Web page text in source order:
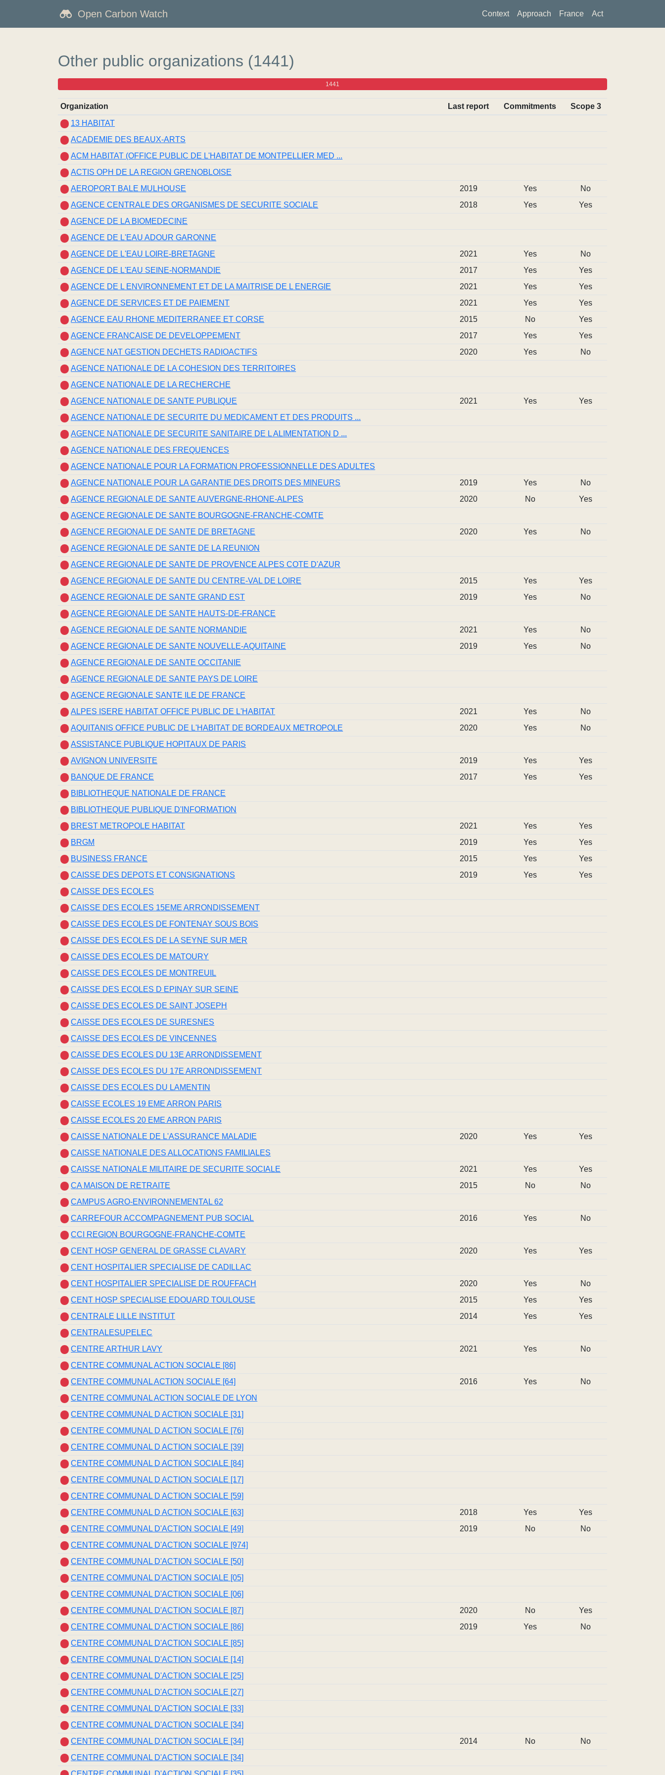
Open Carbon Watch Context Approach France Act
Other public organizations (1441)
1441
Organization Last report Commitments
Scope 3
13 HABITAT
ACADEMIE DES BEAUX-ARTS
ACM HABITAT (OFFICE PUBLIC DE L'HABITAT DE MONTPELLIER MED ...
ACTIS OPH DE LA REGION GRENOBLOISE
AEROPORT BALE MULHOUSE
2019 Yes
No
AGENCE CENTRALE DES ORGANISMES DE SECURITE SOCIALE
2018 Yes
Yes
AGENCE DE LA BIOMEDECINE
AGENCE DE L'EAU ADOUR GARONNE
AGENCE DE L'EAU LOIRE-BRETAGNE
2021 Yes
No
AGENCE DE L'EAU SEINE-NORMANDIE
2017 Yes
Yes
AGENCE DE L ENVIRONNEMENT ET DE LA MAITRISE DE L ENERGIE
2021 Yes
Yes
AGENCE DE SERVICES ET DE PAIEMENT
2021 Yes
Yes
AGENCE EAU RHONE MEDITERRANEE ET CORSE
2015 No
Yes
AGENCE FRANCAISE DE DEVELOPPEMENT
2017 Yes
Yes
AGENCE NAT GESTION DECHETS RADIOACTIFS
2020 Yes
No
AGENCE NATIONALE DE LA COHESION DES TERRITOIRES
AGENCE NATIONALE DE LA RECHERCHE
AGENCE NATIONALE DE SANTE PUBLIQUE
2021 Yes
Yes
AGENCE NATIONALE DE SECURITE DU MEDICAMENT ET DES PRODUITS ...
AGENCE NATIONALE DE SECURITE SANITAIRE DE L ALIMENTATION D ...
AGENCE NATIONALE DES FREQUENCES
AGENCE NATIONALE POUR LA FORMATION PROFESSIONNELLE DES ADULTES
AGENCE NATIONALE POUR LA GARANTIE DES DROITS DES MINEURS
2019 Yes
No
AGENCE REGIONALE DE SANTE AUVERGNE-RHONE-ALPES
2020 No
Yes
AGENCE REGIONALE DE SANTE BOURGOGNE-FRANCHE-COMTE
AGENCE REGIONALE DE SANTE DE BRETAGNE
2020 Yes
No
AGENCE REGIONALE DE SANTE DE LA REUNION
AGENCE REGIONALE DE SANTE DE PROVENCE ALPES COTE D'AZUR
AGENCE REGIONALE DE SANTE DU CENTRE-VAL DE LOIRE
2015 Yes
Yes
AGENCE REGIONALE DE SANTE GRAND EST
2019 Yes
No
AGENCE REGIONALE DE SANTE HAUTS-DE-FRANCE
AGENCE REGIONALE DE SANTE NORMANDIE
2021 Yes
No
AGENCE REGIONALE DE SANTE NOUVELLE-AQUITAINE
2019 Yes
No
AGENCE REGIONALE DE SANTE OCCITANIE
AGENCE REGIONALE DE SANTE PAYS DE LOIRE
AGENCE REGIONALE SANTE ILE DE FRANCE
ALPES ISERE HABITAT OFFICE PUBLIC DE L'HABITAT
2021 Yes
No
AQUITANIS OFFICE PUBLIC DE L'HABITAT DE BORDEAUX METROPOLE
2020 Yes
No
ASSISTANCE PUBLIQUE HOPITAUX DE PARIS
AVIGNON UNIVERSITE
2019 Yes
Yes
BANQUE DE FRANCE
2017 Yes
Yes
BIBLIOTHEQUE NATIONALE DE FRANCE
BIBLIOTHEQUE PUBLIQUE D'INFORMATION
BREST METROPOLE HABITAT
2021 Yes
Yes
BRGM
2019 Yes
Yes
BUSINESS FRANCE
2015 Yes
Yes
CAISSE DES DEPOTS ET CONSIGNATIONS
2019 Yes
Yes
CAISSE DES ECOLES
CAISSE DES ECOLES 15EME ARRONDISSEMENT
CAISSE DES ECOLES DE FONTENAY SOUS BOIS
CAISSE DES ECOLES DE LA SEYNE SUR MER
CAISSE DES ECOLES DE MATOURY
CAISSE DES ECOLES DE MONTREUIL
CAISSE DES ECOLES D EPINAY SUR SEINE
CAISSE DES ECOLES DE SAINT JOSEPH
CAISSE DES ECOLES DE SURESNES
CAISSE DES ECOLES DE VINCENNES
CAISSE DES ECOLES DU 13E ARRONDISSEMENT
CAISSE DES ECOLES DU 17E ARRONDISSEMENT
CAISSE DES ECOLES DU LAMENTIN
CAISSE ECOLES 19 EME ARRON PARIS
CAISSE ECOLES 20 EME ARRON PARIS
CAISSE NATIONALE DE L'ASSURANCE MALADIE
2020 Yes
Yes
CAISSE NATIONALE DES ALLOCATIONS FAMILIALES
CAISSE NATIONALE MILITAIRE DE SECURITE SOCIALE
2021 Yes
Yes
CA MAISON DE RETRAITE
2015 No
No
CAMPUS AGRO-ENVIRONNEMENTAL 62
CARREFOUR ACCOMPAGNEMENT PUB SOCIAL
2016 Yes
No
CCI REGION BOURGOGNE-FRANCHE-COMTE
CENT HOSP GENERAL DE GRASSE CLAVARY
2020 Yes
Yes
CENT HOSPITALIER SPECIALISE DE CADILLAC
CENT HOSPITALIER SPECIALISE DE ROUFFACH
2020 Yes
No
CENT HOSP SPECIALISE EDOUARD TOULOUSE
2015 Yes
Yes
CENTRALE LILLE INSTITUT
2014 Yes
Yes
CENTRALESUPELEC
CENTRE ARTHUR LAVY
2021 Yes
No
CENTRE COMMUNAL ACTION SOCIALE [86]
CENTRE COMMUNAL ACTION SOCIALE [64]
2016 Yes
No
CENTRE COMMUNAL ACTION SOCIALE DE LYON
CENTRE COMMUNAL D ACTION SOCIALE [31]
CENTRE COMMUNAL D ACTION SOCIALE [76]
CENTRE COMMUNAL D ACTION SOCIALE [39]
CENTRE COMMUNAL D ACTION SOCIALE [84]
CENTRE COMMUNAL D ACTION SOCIALE [17]
CENTRE COMMUNAL D ACTION SOCIALE [59]
CENTRE COMMUNAL D ACTION SOCIALE [63]
2018 Yes
Yes
CENTRE COMMUNAL D'ACTION SOCIALE [49]
2019 No
No
CENTRE COMMUNAL D'ACTION SOCIALE [974]
CENTRE COMMUNAL D'ACTION SOCIALE [50]
CENTRE COMMUNAL D'ACTION SOCIALE [05]
CENTRE COMMUNAL D'ACTION SOCIALE [06]
CENTRE COMMUNAL D'ACTION SOCIALE [87]
2020 No
Yes
CENTRE COMMUNAL D'ACTION SOCIALE [86]
2019 Yes
No
CENTRE COMMUNAL D'ACTION SOCIALE [85]
CENTRE COMMUNAL D'ACTION SOCIALE [14]
CENTRE COMMUNAL D'ACTION SOCIALE [25]
CENTRE COMMUNAL D'ACTION SOCIALE [27]
CENTRE COMMUNAL D'ACTION SOCIALE [33]
CENTRE COMMUNAL D'ACTION SOCIALE [34]
CENTRE COMMUNAL D'ACTION SOCIALE [34]
2014 No
No
CENTRE COMMUNAL D'ACTION SOCIALE [34]